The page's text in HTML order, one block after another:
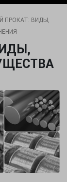
ПРОКАТ: ВИДЫ,